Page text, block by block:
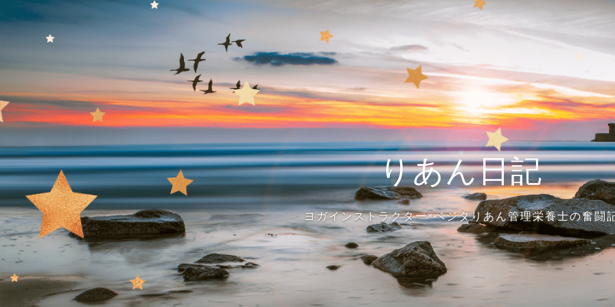
りあん日記
ヨガインストラクター×ベジタりあん管理栄養士の奮闘